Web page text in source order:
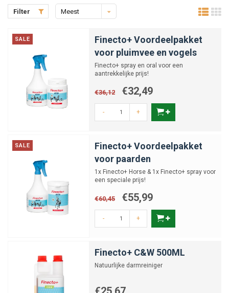
Filter
Meest
SALE
Finecto+ Voordeelpakket
voor pluimvee en vogels
Finecto+ spray en oral voor een
aantrekkelijke prijs!
€36,12 €32,49
- +
SALE
Finecto+ Voordeelpakket
voor paarden
1x Finecto+ Horse & 1x Finecto+ spray voor
een speciale prijs!
€60,45 €55,99
- +
Finecto+ C&W 500ML
Natuurlijke darmreiniger